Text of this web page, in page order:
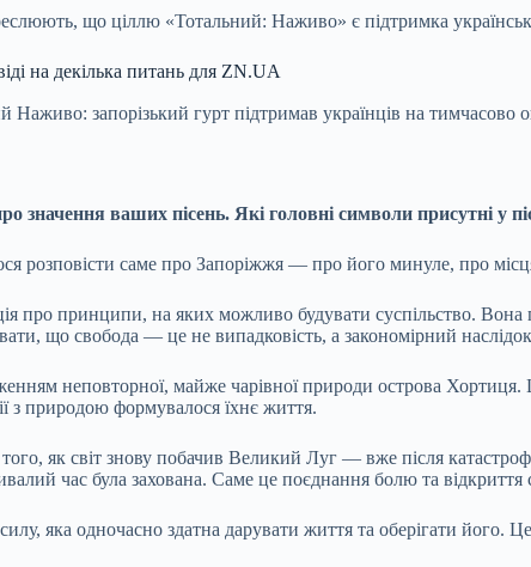
що ціллю «Тотальний: Наживо» є підтримка
на декілька питань для ZN.UA
значення ваших пісень. Які головні символи присутні
розповісти саме про Запоріжжя — про його минуле, про
про принципи, на яких можливо будувати суспільство.
що свобода — це не випадковість, а закономірний
неповторної, майже чарівної природи острова
з природою формувалося їхнє життя.
того, як світ знову побачив Великий Луг — вже після
час була захована. Саме це поєднання болю та відкриття
яка одночасно здатна дарувати життя та оберігати його.